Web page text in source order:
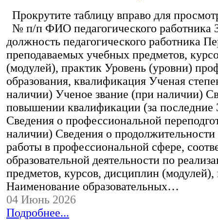
Прокрутите таблицу вправо для
№ п/п ФИО педагогического работника
должность педагогического работника
преподаваемых учебных предметов,
(модулей), практик Уровень (уровни)
образования, квалификация Ученая
наличии) Ученое звание (при наличии)
повышении квалификации (за последние
Сведения о профессиональной
наличии) Сведения о
работы в профессиональной сфере,
образовательной деятельности по
предметов, курсов, дисциплин (модулей),
Наименование образовательных…
04 Июнь 2026
Подробнее...